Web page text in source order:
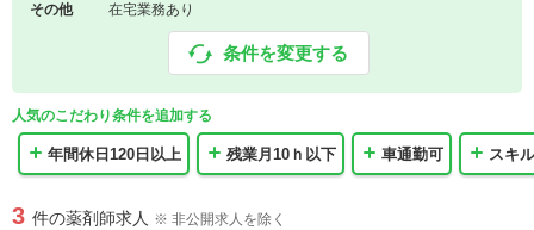
その他
在宅業務あり
条件を変更する
人気のこだわり条件を追加する
年間休日120日以上 残業月10ｈ以下 車通勤可 スキ
3 件の薬剤師求人 ※ 非公開求人を除く